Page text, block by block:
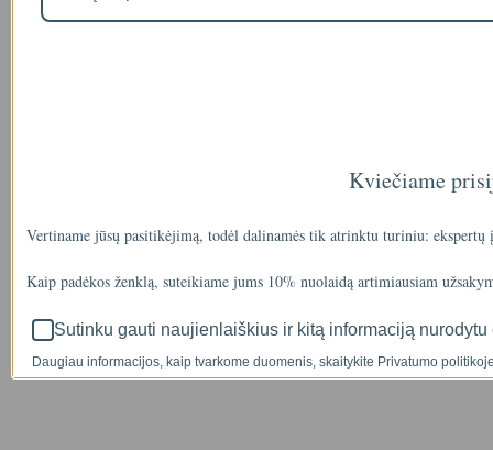
Kviečiame
Vertiname jūsų pasitikėjimą, todėl dalinamės tik atrinktu turiniu:
Kaip padėkos ženklą, suteikiame jums 10% nuolaidą artimiausiam
Sutinku gauti naujienlaiškius ir kitą informaciją
Daugiau informacijos, kaip tvarkome duomenis, skaitykite Privatumo